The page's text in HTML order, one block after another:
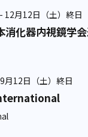
12月12日（土）終日
化器内視鏡学
月12日（土）終日